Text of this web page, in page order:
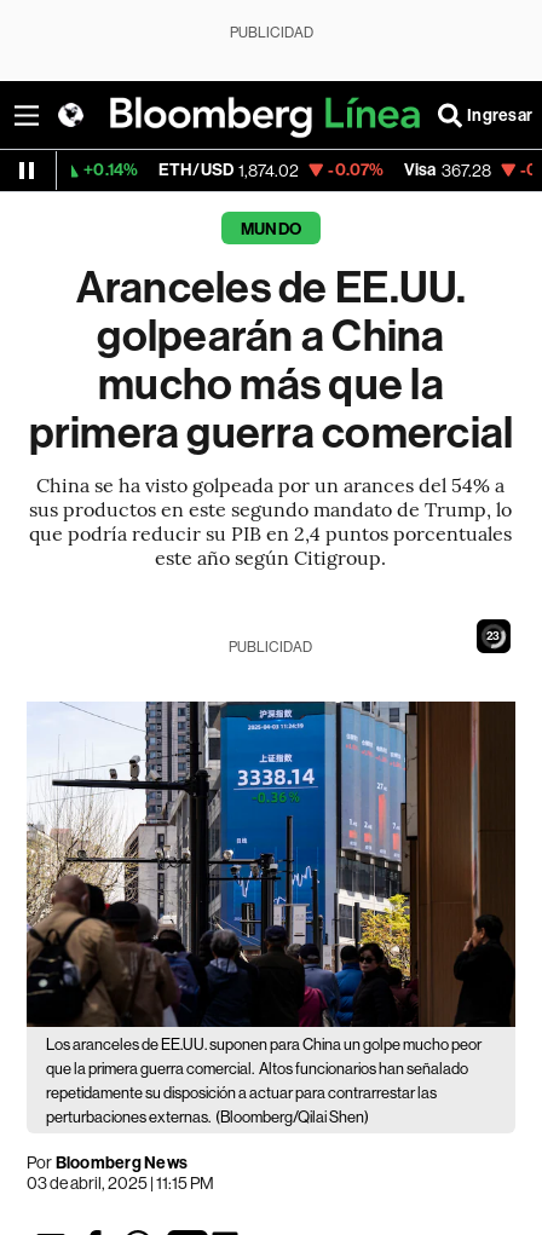
PUBLICIDAD
Ingresar
ETH/USD 1,874.02 -0.07% Visa 367.28 -0.63%
MUNDO
Aranceles de EE.UU.
golpearán a China
mucho más que la
primera guerra comercial
China se ha visto golpeada por un arances del 54% a
sus productos en este segundo mandato de Trump, lo
que podría reducir su PIB en 2,4 puntos porcentuales
este año según Citigroup.
21
PUBLICIDAD
Los aranceles de EE.UU. suponen para China un golpe mucho peor
que la primera guerra comercial. Altos funcionarios han señalado
repetidamente su disposición a actuar para contrarrestar las
perturbaciones externas. (Bloomberg/Qilai Shen)
PorBloomberg News
03 de abril, 2025 | 11:15 PM